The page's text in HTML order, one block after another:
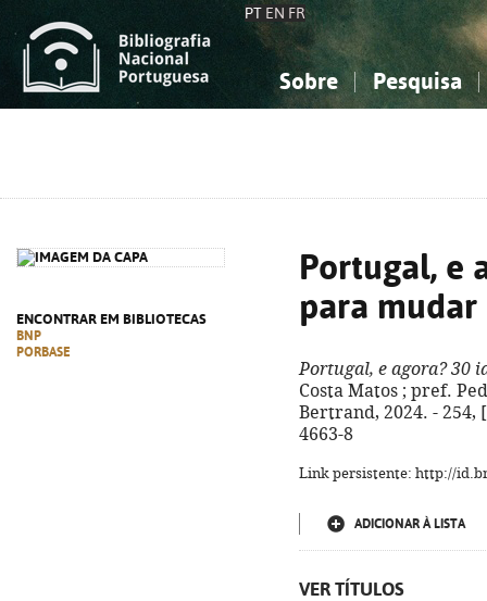
PT EN FR
Sobre Pesquisa
ENCONTRAR EM BIBLIOTECAS
BNP
PORBASE
Portugal, e
para mudar
Portugal, e agora? 30
Costa Matos ; pref.
Bertrand, 2024. - 254,
4663-8
Link persistente: http://
ADICIONAR À LISTA
VER TÍTULOS